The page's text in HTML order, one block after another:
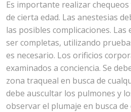
Es importante realizar
de cierta edad. Las anestesias
las posibles complicaciones.
ser completas, utilizando
es necesario. Los orificios
examinados a conciencia. Se
zona traqueal en busca de
debe auscultar los pulmones y
observar el plumaje en busca